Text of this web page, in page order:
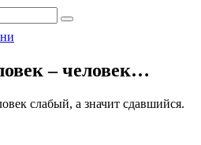
– человек…
слабый, а значит сдавшийся.